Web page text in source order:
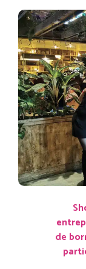
de